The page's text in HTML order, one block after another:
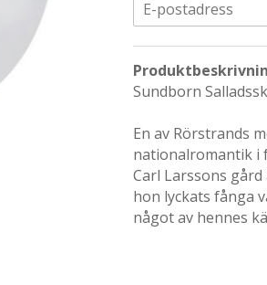
Sundborn
En av Rörstrands
nationalromantik i
Carl Larssons
hon lyckats fånga
något av hennes